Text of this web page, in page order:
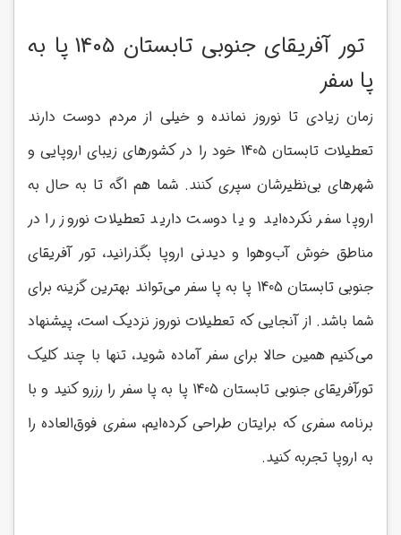
تور آفریقای جنوبی تابستان 1405 پا به
پا سفر
زمان زیادی تا نوروز نمانده و خیلی از مردم دوست دارند
تعطیلات تابستان 1405 خود را در کشورهای زیبای اروپایی و
شهرهای بی‌نظیرشان سپری کنند. شما هم اگه تا به حال به
اروپا سفر نکرده‌اید و یا دوست دارید تعطیلات نوروز را در
مناطق خوش آب‌وهوا و دیدنی اروپا بگذرانید، تور آفریقای
جنوبی تابستان 1405 پا به پا سفر می‌تواند بهترین گزینه برای
شما باشد. از آنجایی که تعطیلات نوروز نزدیک است، پیشنهاد
می‌کنیم همین حالا برای سفر آماده شوید، تنها با چند کلیک
تورآفریقای جنوبی تابستان 1405 پا به پا سفر را رزرو کنید و با
برنامه سفری که برایتان طراحی کرده‌ایم، سفری فوق‌العاده را
به اروپا تجربه کنید.